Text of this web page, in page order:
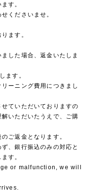
す。
くださいませ。
ます。
した場合、返金いたしま
ます。
ーニング費用につきまし
ていただいておりますの
いただいたうえで、ご購
ご返金となります。
、銀行振込のみの対応と
す。
or malfunction, we will